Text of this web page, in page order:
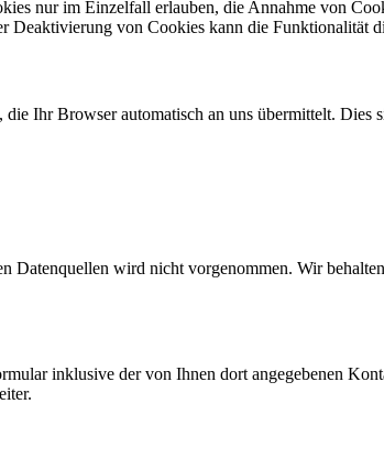
nur im Einzelfall erlauben, die Annahme von
von Cookies kann die Funktionalität
Ihr Browser automatisch an uns übermittelt. Dies
Datenquellen wird nicht vorgenommen. Wir
inklusive der von Ihnen dort angegebenen